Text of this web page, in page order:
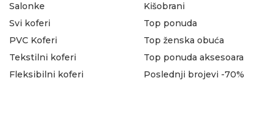
Salonke
Kišobrani
Svi koferi
PVC Koferi
Tekstilni koferi
Fleksibilni koferi
Top ponuda
Top ženska obuća
Top ponuda aksesoara
Poslednji brojevi -70%